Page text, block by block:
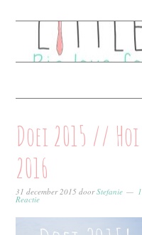
Doei 2015 // Hoi
2016
31 december 2015 doorStefanie 1
Reactie